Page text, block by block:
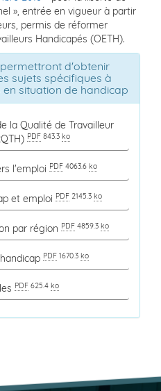
», entrée en vigueur à partir
permis de réformer
Handicapés (OETH).
d'obtenir
sujets spécifiques à
situation de handicap
la Qualité de Travailleur
PDF 843.3 ko
l'emploi PDF4063.6 ko
et emploi PDF2145.3 ko
par région PDF4859.3 ko
PDF1670.3 ko
PDF625.4 ko